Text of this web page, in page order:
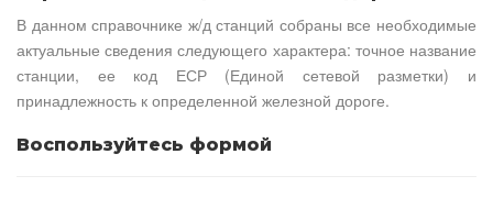
В данном справочнике ж/д станций собраны все необходимые
актуальные сведения следующего характера: точное название
станции, ее код ЕСР (Единой сетевой разметки) и
принадлежность к определенной железной дороге.
Воспользуйтесь формой